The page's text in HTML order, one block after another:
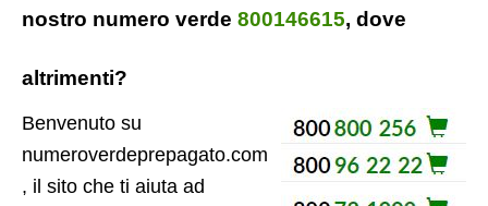
nostro numero verde 800146615, dove
altrimenti?
Benvenuto su
numeroverdeprepagato.com
, il sito che ti aiuta ad